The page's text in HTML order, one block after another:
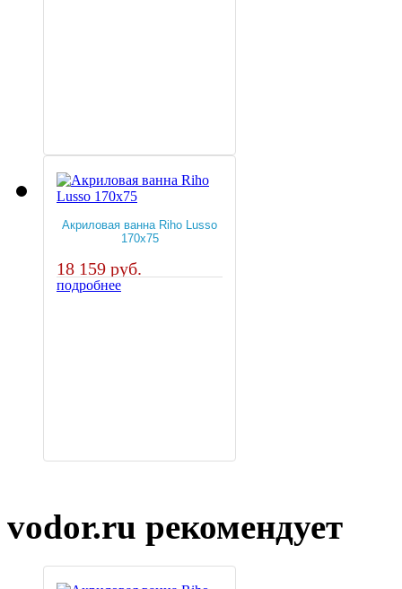
Акриловая ванна Riho Lusso
170x75
18 159 руб.
подробнее
vodor.ru рекомендует